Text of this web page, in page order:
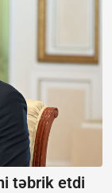
təbrik etdi